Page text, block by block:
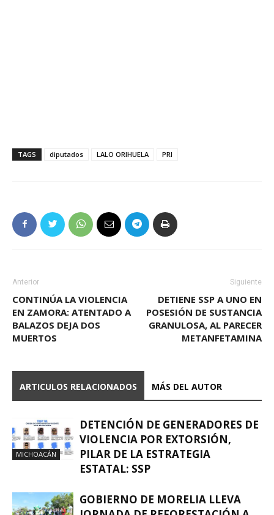
TAGS diputados LALO ORIHUELA PRI
Anterior
CONTINÚA LA VIOLENCIA
EN ZAMORA: ATENTADO A
BALAZOS DEJA DOS
MUERTOS
Siguiente
DETIENE SSP A UNO EN
POSESIÓN DE SUSTANCIA
GRANULOSA, AL PARECER
METANFETAMINA
ARTICULOS RELACIONADOS MÁS DEL AUTOR
MICHOACÁN
DETENCIÓN DE GENERADORES DE
VIOLENCIA POR EXTORSIÓN,
PILAR DE LA ESTRATEGIA
ESTATAL: SSP
GOBIERNO DE MORELIA LLEVA